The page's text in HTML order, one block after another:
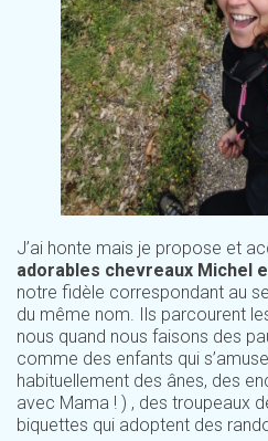
J’ai honte mais je propose et
adorables chevreaux Michel
notre fidèle correspondant au
du même nom. Ils parcourent
nous quand nous faisons des
comme des enfants qui
habituellement des ânes, des
avec Mama ! ) , des troupeaux
biquettes qui adoptent des